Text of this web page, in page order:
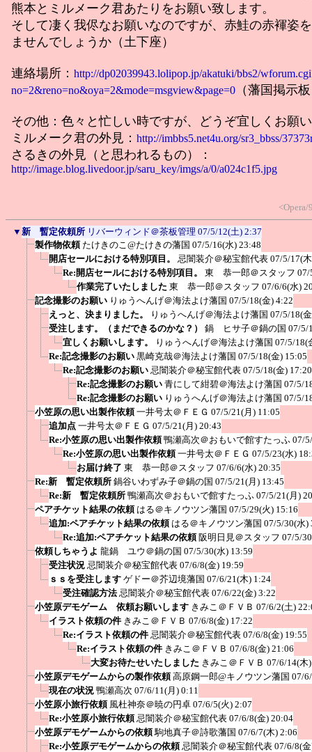
熊本とミルメーク君あたりをお願い致します。
そして凄く我侭なお願いなのですが、赤鮭の赤褌姿
ませんでしょうか（土下座）
連絡場所： http://dp02039943.lolipop.jp/akatuki/bbs2/
no=2&reno=no&oya=2&mode=msgview&page=0 （藩国掲示
その他：色々と忙しい時ですが、どうぞ宜しくお願
ミルメーク君の外見： http://imbbs5.net4u.org/sr3_bbss/
さるきの外見（と思われるもの）：
http://image.blog.livedoor.jp/saru_key/imgs/a/0/a024c1f5.jpg
▼ 新 暫定依頼所 リバーウィンド＠茶板管理 07/5/12(土) 2:37
製作物依頼 たけきのこ@たけきの藩国 07/5/16(水) 23:48
開店セールにおける特別項目。
忌闇装介＠秘宝館代表 07/5/17(
Re:開店セールにおける特別項目。
東 恭一郎＠スタッフ 07/
作業完了いたしました 東 恭一郎＠スタッフ 07/6/6(水)
記念撮影のお願い りゅうへんげ＠海法よけ藩国 07/5/18(金) 4:22
えっと、決まりました。
りゅうへんげ＠海法よけ藩国 07/5/18(
受注します。（まだできるのかな？）
鍋 ヒサ子＠鍋の国 07/5/
宜しくお願いします。
りゅうへんげ＠海法よけ藩国 07/5/18(
Re:記念撮影のお願い 黒崎克哉＠海法よけ藩国 07/5/18(金) 15:05
Re:記念撮影のお願い 忌闇装介＠秘宝館代表 07/5/18(金) 17:20
Re:記念撮影のお願い 青にして紺碧＠海法よけ藩国 07/5/
Re:記念撮影のお願い りゅうへんげ＠海法よけ藩国 07/5/
小笠原の思い出製作依頼 一井号太＠ＦＥＧ 07/5/21(月) 11:05
追加点 一井号太＠ＦＥＧ 07/5/21(月) 20:43
Re:小笠原の思い出製作依頼 鴨瀬高次＠おもいで館すたっふ 07/
Re:小笠原の思い出製作依頼 一井号太＠ＦＥＧ 07/5/23(水)
お届け終了 東 恭一郎＠スタッフ 07/6/6(水) 20:35
Re:新 暫定依頼所 鍋谷いわずみ子＠鍋の国 07/5/21(月) 13:45
Re:新 暫定依頼所 鴨瀬高次＠おもいで館すたっふ 07/5/21(月)
ペアチケット結果の依頼 はる＠キノウツン藩国 07/5/29(火) 15:16
追加:ペアチケット結果の依頼 はる＠キノウツン藩国 07/5/30(水)
Re:追加:ペアチケット結果の依頼 阪明日見＠スタッフ 07/5/
依頼しちゃうよ 龍鍋 ユウ＠鍋の国 07/5/30(水) 13:59
受注状況 忌闇装介＠秘宝館代表 07/6/8(金) 19:59
ｓｓを受注します ゲドー＠芥辺境藩国 07/6/21(木) 1:24
受注確認方法 忌闇装介＠秘宝館代表 07/6/22(金) 3:22
小笠原デモゲーム 依頼お願いします きみこ＠ＦＶＢ 07/6/2(土)
イラスト依頼の件 きみこ＠ＦＶＢ 07/6/8(金) 17:22
Re:イラスト依頼の件 忌闇装介＠秘宝館代表 07/6/8(金) 19:55
Re:イラスト依頼の件 きみこ＠ＦＶＢ 07/6/8(金) 21:06
大変お待たせいたしました きみこ＠ＦＶＢ 07/6/14(木
小笠原デモゲームからの製作依頼 高原鋼一郎@キノウツン藩国 07/
現在の状況 鴨瀬高次 07/6/11(月) 0:11
小笠原小旅行依頼 風杜神奈＠暁の円卓 07/6/5(火) 2:07
Re:小笠原小旅行依頼 忌闇装介＠秘宝館代表 07/6/8(金) 20:04
小笠原デモゲームからの依頼 駒地真子＠詩歌藩国 07/6/7(木) 2:06
Re:小笠原デモゲームからの依頼 忌闇装介＠秘宝館代表 07/6/8(